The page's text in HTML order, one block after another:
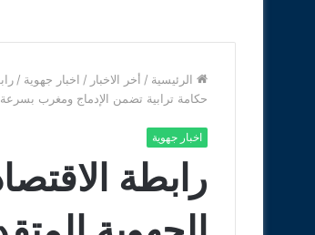
الرئيسية / أخر الاخبار / اخبار جهوية /
حكامة ترابية تضمن الإدماج ومغرب
اخبار جهوية
رابطة